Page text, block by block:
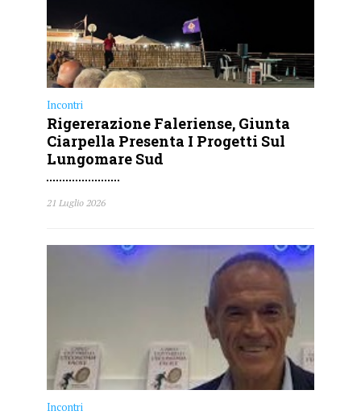
Incontri
Rigererazione Faleriense, Giunta
Ciarpella Presenta I Progetti Sul
Lungomare Sud
21 Luglio 2026
Incontri